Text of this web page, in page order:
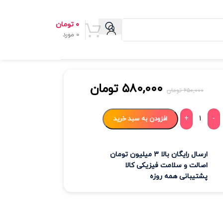
0 مورد
۰ تومان
۶۵۰,۰۰۰ تومان ۵۸۰,۰۰۰ تومان
-
+ افزودن به سبد خرید
ارسال رایگان بالا 3 میلیون تومان
اصالت و سلامت فیزیکی کالا
پشتیبانی همه روزه